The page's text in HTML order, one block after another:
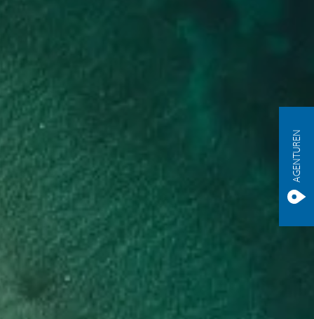
AGENTUREN